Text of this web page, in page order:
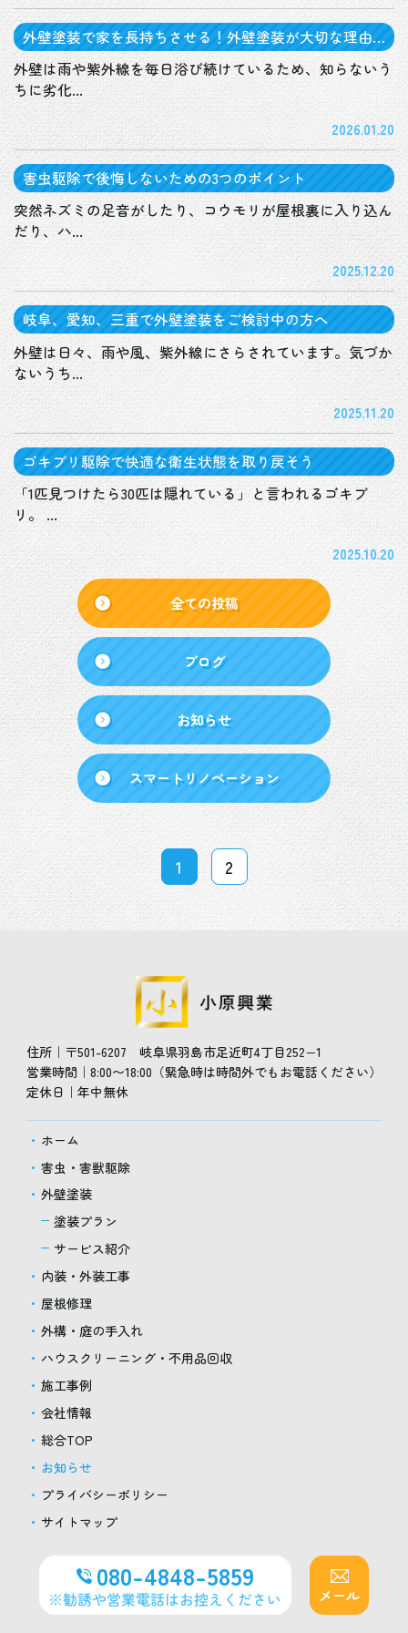
全ての投稿
ブログ
お知らせ
スマートリノベーション
外壁塗装で家を長持ちさせる！外壁塗装が大切な理由
とは？
外壁は雨や紫外線を毎日浴び続けているため、知らないう
ちに劣化...
2026.01.20
害虫駆除で後悔しないための3つのポイント
突然ネズミの足音がしたり、コウモリが屋根裏に入り込ん
だり、ハ...
2025.12.20
岐阜、愛知、三重で外壁塗装をご検討中の方へ
外壁は日々、雨や風、紫外線にさらされています。気づか
ないうち...
2025.11.20
ゴキブリ駆除で快適な衛生状態を取り戻そう
「1匹見つけたら30匹は隠れている」と言われるゴキブ
リ。 ...
2025.10.20
1 2
住所｜ 〒501-6207 岐阜県羽島市足近町4丁目252−1
営業時間｜ 8:00〜18:00（緊急時は時間外でもお電話ください）
定休日｜ 年中無休
ホーム
害虫・害獣駆除
外壁塗装
塗装プラン
サービス紹介
内装・外装工事
屋根修理
外構・庭の手入れ
ハウスクリーニング・不用品回収
施工事例
会社情報
総合TOP
お知らせ
プライバシーポリシー
サイトマップ
080-4848-5859
メール